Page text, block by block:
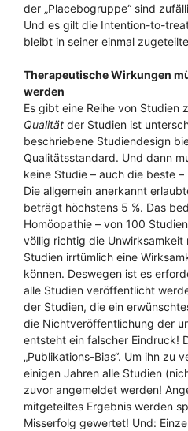
der „Placebogruppe“ sind
Und es gilt die Intention-to-
bleibt in seiner einmal
Therapeutische Wirkungen
werden
Es gibt eine Reihe von Studien
Qualität der Studien ist
beschriebene Studiendesign
Qualitätsstandard. Und dann
keine Studie – auch die beste
Die allgemein anerkannt
beträgt höchstens 5 %. Das
Homöopathie – von 100
völlig richtig die Unwirksamkeit
Studien irrtümlich eine
können. Deswegen ist es
alle Studien veröffentlicht
der Studien, die ein
die Nichtveröffentlichung der
entsteht ein falscher Eindruck!
„Publikations-Bias“. Um ihn zu
einigen Jahren alle Studien
zuvor angemeldet werden!
mitgeteiltes Ergebnis werden
Misserfolg gewertet! Und: